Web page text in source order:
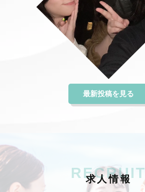
最新投稿を見る
RECRUIT
求人情報